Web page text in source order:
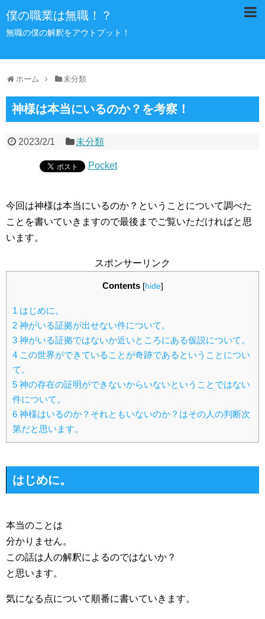
僕の職業は無職！？
無職の僕の解釈をアウトプット！
ホーム 未分類
神様は本当にいるのか？を考察！
2023/2/1 未分類
Pocket
今回は神様は本当にいるのか？ということについて調べた
ことを書いていきますので最後までご覧いただければと思
います。
スポンサーリンク
Contents [hide]
1 はじめに。
2 神がいる証拠が出せない件について。
3 神がいる証拠ではないか近いところにある仮説について。
4 この世界ができていることが奇跡であるということについ
て。
5 神の存在の証明ができないからいないということではない
件について。
6 神様はいるのか？それともいないのか？はその人の判断次
第だと思います。
はじめに。
本当のことは
分かりません。
この話は人の解釈によるのではないか？
と思います。
気になる点について順番に書いていきます。